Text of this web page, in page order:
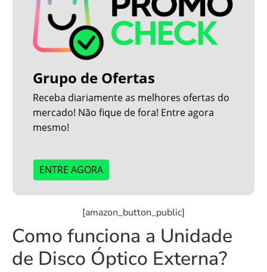
Grupo de Ofertas
Receba diariamente as melhores ofertas do
mercado! Não fique de fora! Entre agora
mesmo!
ENTRE AGORA
[amazon_button_public]
Como funciona a Unidade
de Disco Óptico Externa?